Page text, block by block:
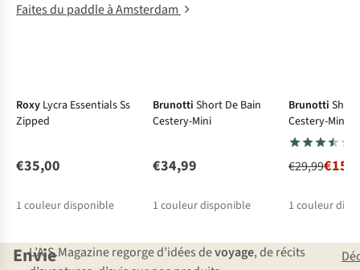
Faites du paddle à Amsterdam
Roxy Lycra Essentials Ss
Zipped
€35,00
1 couleur disponible
Brunotti Short De Bain
Cestery-Mini
€34,99
1 couleur disponible
Brunotti Short
Cestery-Mini
€29,99
1 couleur
Envie
L’A.S.Magazine regorge d’idées devoyage, de récits